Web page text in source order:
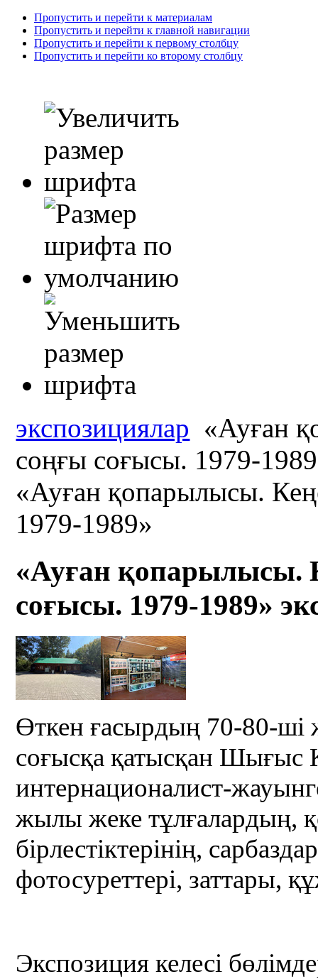
Пропустить и перейти к материалам
Пропустить и перейти к главной навигации
Пропустить и перейти к первому столбцу
Пропустить и перейти ко второму столбцу
экспозициялар «Ауған
соңғы соғысы. 1979-
«Ауған қопарылысы.
1979-1989»
«Ауған қопарылысы.
соғысы. 1979-1989»
Өткен ғасырдың 70-80-ші
соғысқа қатысқан Шығыс
интернационалист-
жылы жеке тұлғалардың,
бірлестіктерінің,
фотосуреттері, заттары,
Экспозиция келесі